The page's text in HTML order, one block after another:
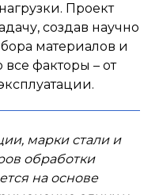
Проект
создав научно
материалов и
факторы – от
марки стали и
обработки
на основе